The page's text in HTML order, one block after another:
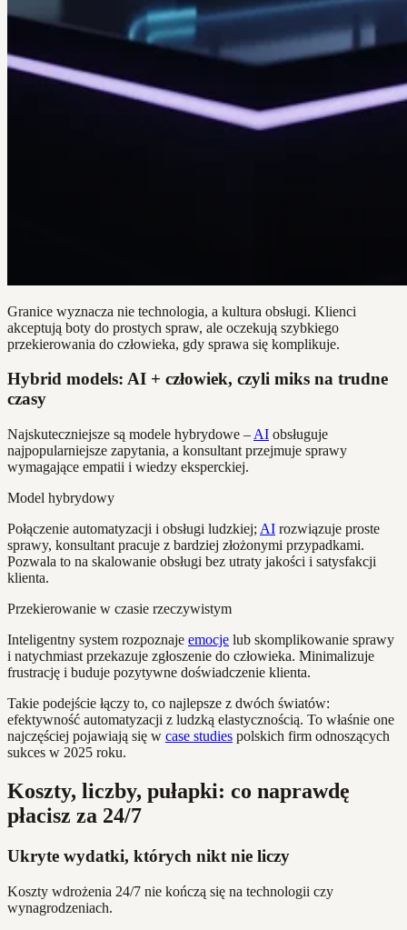
Granice wyznacza nie technologia, a kultura obsługi. Klienci
akceptują boty do prostych spraw, ale oczekują szybkiego
przekierowania do człowieka, gdy sprawa się komplikuje.
Hybrid models: AI + człowiek, czyli miks na trudne
czasy
Najskuteczniejsze są modele hybrydowe – AI obsługuje
najpopularniejsze zapytania, a konsultant przejmuje sprawy
wymagające empatii i wiedzy eksperckiej.
Model hybrydowy
Połączenie automatyzacji i obsługi ludzkiej; AI rozwiązuje proste
sprawy, konsultant pracuje z bardziej złożonymi przypadkami.
Pozwala to na skalowanie obsługi bez utraty jakości i satysfakcji
klienta.
Przekierowanie w czasie rzeczywistym
Inteligentny system rozpoznaje emocje lub skomplikowanie sprawy
i natychmiast przekazuje zgłoszenie do człowieka. Minimalizuje
frustrację i buduje pozytywne doświadczenie klienta.
Takie podejście łączy to, co najlepsze z dwóch światów:
efektywność automatyzacji z ludzką elastycznością. To właśnie one
najczęściej pojawiają się w case studies polskich firm odnoszących
sukces w 2025 roku.
Koszty, liczby, pułapki: co naprawdę
płacisz za 24/7
Ukryte wydatki, których nikt nie liczy
Koszty wdrożenia 24/7 nie kończą się na technologii czy
wynagrodzeniach.